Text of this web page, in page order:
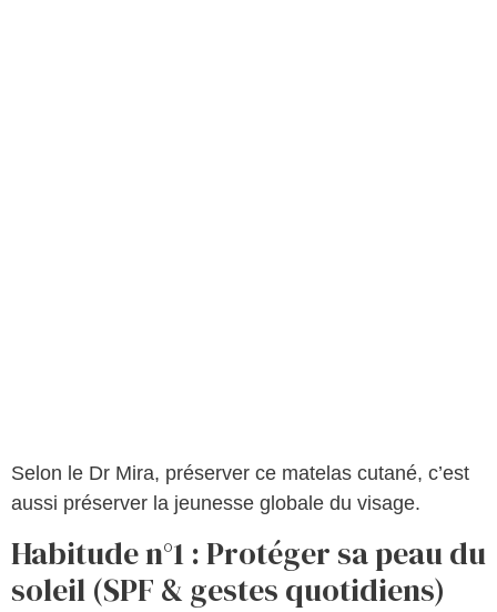
Selon le Dr Mira, préserver ce matelas cutané, c’est
aussi préserver la jeunesse globale du visage.
Habitude n°1 : Protéger sa peau du
soleil (SPF & gestes quotidiens)